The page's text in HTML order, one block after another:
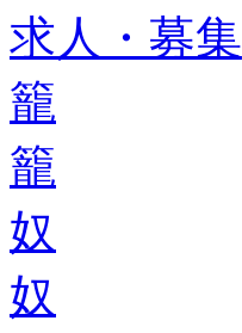
求人・募集
籠
籠
奴
奴